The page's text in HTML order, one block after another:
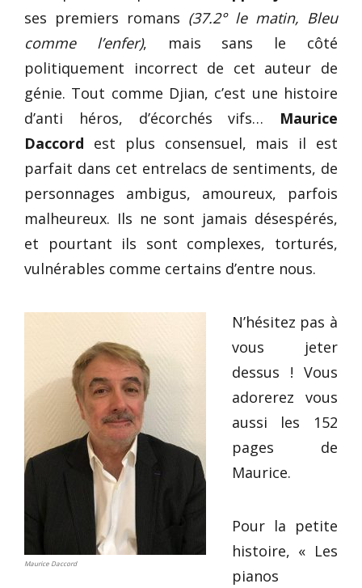
ses premiers romans (37.2° le matin, Bleu
comme l’enfer), mais sans le côté
politiquement incorrect de cet auteur de
génie. Tout comme Djian, c’est une histoire
d’anti héros, d’écorchés vifs… Maurice
Daccord est plus consensuel, mais il est
parfait dans cet entrelacs de sentiments, de
personnages ambigus, amoureux, parfois
malheureux. Ils ne sont jamais désespérés,
et pourtant ils sont complexes, torturés,
vulnérables comme certains d’entre nous.
Maurice Daccord
N’hésitez pas à
vous jeter
dessus ! Vous
adorerez vous
aussi les 152
pages de
Maurice.
Pour la petite
histoire, « Les
pianos